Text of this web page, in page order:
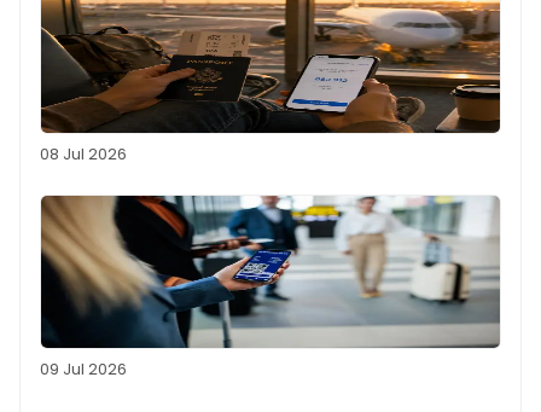
08 Jul 2026
09 Jul 2026